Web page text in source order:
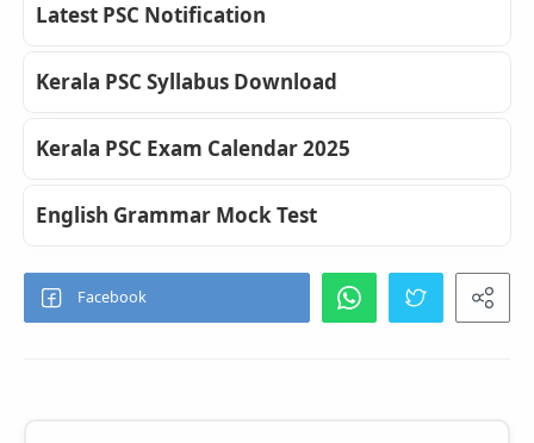
Latest PSC Notification
Kerala PSC Syllabus Download
Kerala PSC Exam Calendar 2025
English Grammar Mock Test